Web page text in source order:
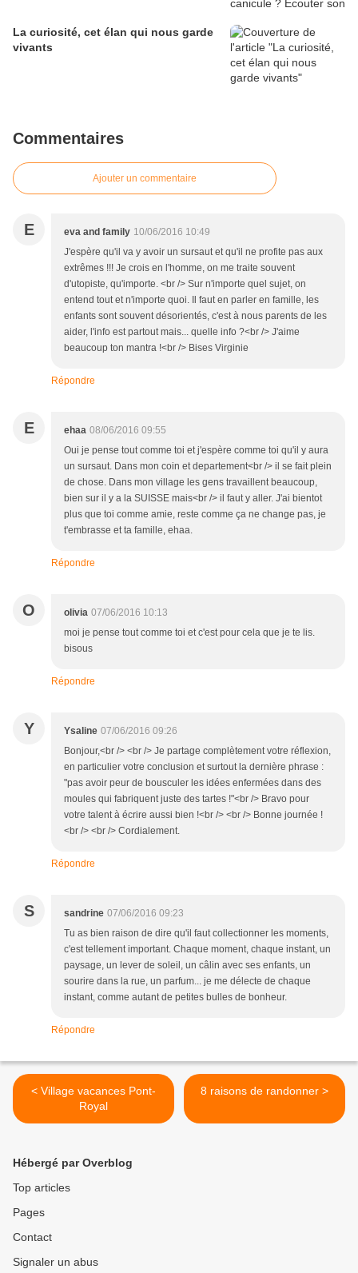
La curiosité, cet élan qui nous garde
vivants
Commentaires
Ajouter un commentaire
E eva and family 10/06/2016 10:49
J'espère qu'il va y avoir un sursaut et qu'il ne profite pas aux
extrêmes !!! Je crois en l'homme, on me traite souvent
d'utopiste, qu'importe. <br /> Sur n'importe quel sujet, on
entend tout et n'importe quoi. Il faut en parler en famille, les
enfants sont souvent désorientés, c'est à nous parents de les
aider, l'info est partout mais... quelle info ?<br /> J'aime
beaucoup ton mantra !<br /> Bises Virginie
Répondre
E ehaa 08/06/2016 09:55
Oui je pense tout comme toi et j'espère comme toi qu'il y aura
un sursaut. Dans mon coin et departement<br /> il se fait plein
de chose. Dans mon village les gens travaillent beaucoup,
bien sur il y a la SUISSE mais<br /> il faut y aller. J'ai bientot
plus que toi comme amie, reste comme ça ne change pas, je
t'embrasse et ta famille, ehaa.
Répondre
O olivia 07/06/2016 10:13
moi je pense tout comme toi et c'est pour cela que je te lis.
bisous
Répondre
Y Ysaline 07/06/2016 09:26
Bonjour,<br /> <br /> Je partage complètement votre réflexion,
en particulier votre conclusion et surtout la dernière phrase :
"pas avoir peur de bousculer les idées enfermées dans des
moules qui fabriquent juste des tartes !"<br /> Bravo pour
votre talent à écrire aussi bien !<br /> <br /> Bonne journée !
<br /> <br /> Cordialement.
Répondre
S sandrine 07/06/2016 09:23
Tu as bien raison de dire qu'il faut collectionner les moments,
c'est tellement important. Chaque moment, chaque instant, un
paysage, un lever de soleil, un câlin avec ses enfants, un
sourire dans la rue, un parfum... je me délecte de chaque
instant, comme autant de petites bulles de bonheur.
Répondre
< Village vacances Pont-
Royal
8 raisons de randonner >
Hébergé par Overblog
Top articles
Pages
Contact
Signaler un abus